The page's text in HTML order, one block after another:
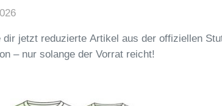
dir jetzt reduzierte Artikel aus der offiziellen
– nur solange der Vorrat reicht!